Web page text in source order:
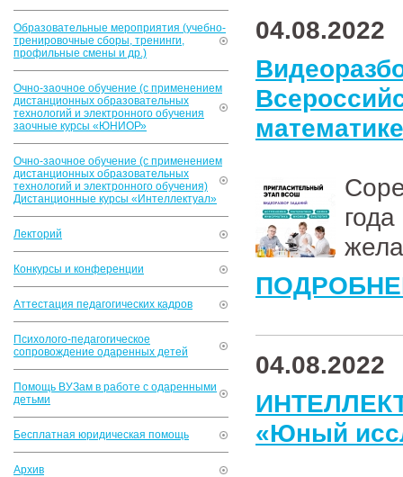
Образовательные мероприятия (учебно-
тренировочные сборы, тренинги,
профильные смены и др.)
Очно-заочное обучение (с применением
дистанционных образовательных
технологий и электронного обучения
заочные курсы «ЮНИОР»
Очно-заочное обучение (с применением
дистанционных образовательных
технологий и электронного обучения)
Дистанционные курсы «Интеллектуал»
Лекторий
Конкурсы и конференции
Аттестация педагогических кадров
Психолого-педагогическое
сопровождение одаренных детей
Помощь ВУЗам в работе с одаренными
детьми
Бесплатная юридическая помощь
Архив
04.08.2022
математике
04.08.2022
«Юный